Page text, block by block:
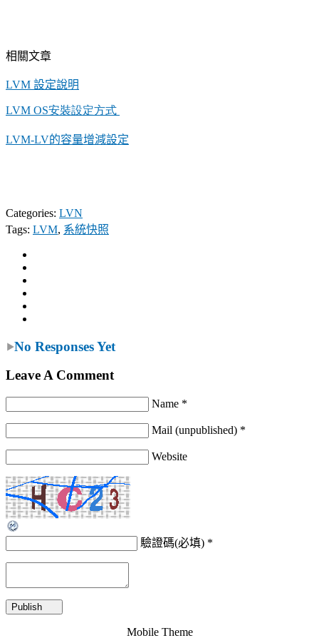
相關文章
LVM 設定說明
LVM OS安裝設定方式
LVM-LV的容量增減設定
Categories: LVN
Tags: LVM, 系統快照
No Responses Yet
Leave A Comment
Name *
Mail (unpublished) *
Website
驗證碼(必填) *
Mobile Theme